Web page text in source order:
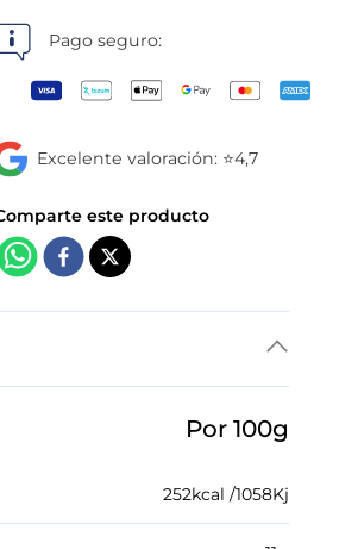
Pago seguro:
Excelente valoración: ⭐4,7
Por 100g
252kcal /1058Kj